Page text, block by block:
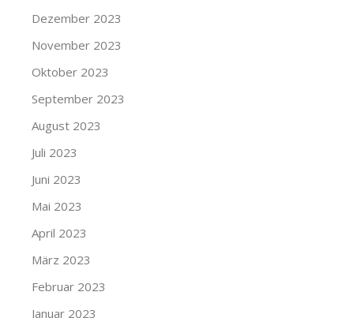
Dezember 2023
November 2023
Oktober 2023
September 2023
August 2023
Juli 2023
Juni 2023
Mai 2023
April 2023
März 2023
Februar 2023
Januar 2023